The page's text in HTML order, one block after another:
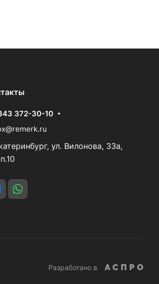
372-30-10
ул. Вилонова, 33а,
Разработано в